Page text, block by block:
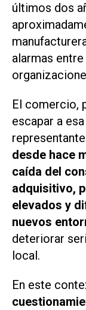
últimos dos
alarmas
El comercio,
escapar a
desde hace
caída del
adquisitivo,
elevados y
nuevos
deteriorar
local.
En este